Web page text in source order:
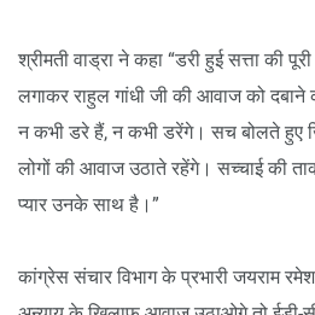
श्रीमती वाड्रा ने कहा “डरी हुई सत्ता की
लगाकर राहुल गांधी जी की आवाज को दबाने
न कभी डरे हैं, न कभी डरेंगे। सच बोलते हुए
लोगों की आवाज उठाते रहेंगे। सच्चाई की
प्यार उनके साथ है।”
कांग्रेस संचार विभाग के प्रभारी जयराम